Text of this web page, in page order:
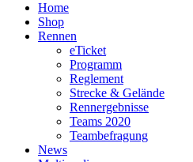
Home
Shop
Rennen
eTicket
Programm
Reglement
Strecke & Gelände
Rennergebnisse
Teams 2020
Teambefragung
News